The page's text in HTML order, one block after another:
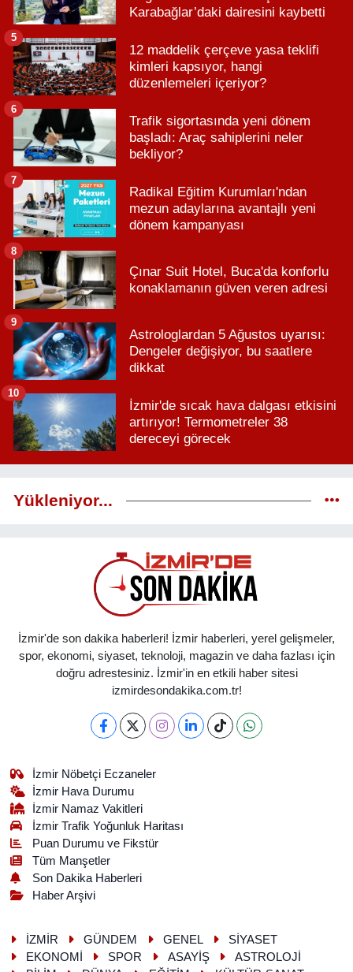
Karabağlar’daki dairesini kaybetti
12 maddelik çerçeve yasa teklifi
kimleri kapsıyor, hangi
düzenlemeleri içeriyor?
5
Trafik sigortasında yeni dönem
başladı: Araç sahiplerini neler
bekliyor?
6
Radikal Eğitim Kurumları'ndan
mezun adaylarına avantajlı yeni
dönem kampanyası
7
Çınar Suit Hotel, Buca'da konforlu
konaklamanın güven veren adresi
8
Astrologlardan 5 Ağustos uyarısı:
Dengeler değişiyor, bu saatlere
dikkat
9
İzmir'de sıcak hava dalgası etkisini
artırıyor! Termometreler 38
dereceyi görecek
10
Yükleniyor...
İzmir'de son dakika haberleri! İzmir haberleri, yerel gelişmeler,
spor, ekonomi, siyaset, teknoloji, magazin ve daha fazlası için
doğru adrestesiniz. İzmir'in en etkili haber sitesi
izmirdesondakika.com.tr!
İzmir Nöbetçi Eczaneler
İzmir Hava Durumu
İzmir Namaz Vakitleri
İzmir Trafik Yoğunluk Haritası
Puan Durumu ve Fikstür
Tüm Manşetler
Son Dakika Haberleri
Haber Arşivi
İZMİR GÜNDEM GENEL
SİYASET
EKONOMİ
SPOR ASAYİŞ
ASTROLOJİ